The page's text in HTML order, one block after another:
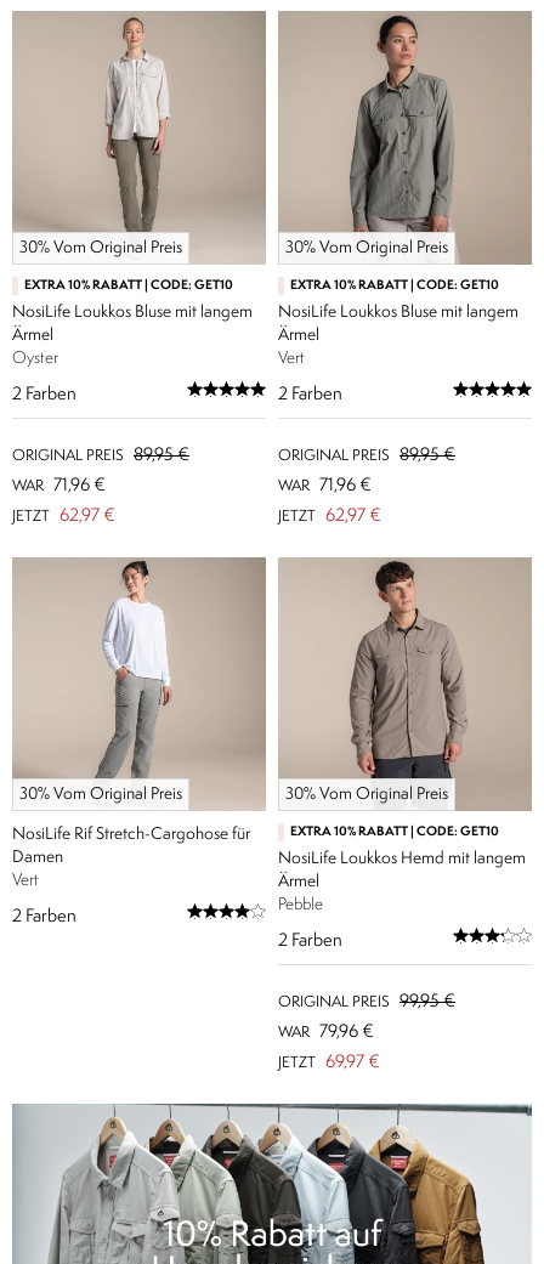
30% Vom Original Preis
EXTRA 10% RABATT | CODE: GET10
NosiLife Loukkos Bluse mit langem
Ärmel
Oyster
2 Farben
ORIGINAL PREIS 89,95 €
WAR 71,96 €
JETZT 62,97 €
30% Vom Original Preis
EXTRA 10% RABATT | CODE: GET10
NosiLife Loukkos Bluse mit langem
Ärmel
Vert
2 Farben
ORIGINAL PREIS 89,95 €
WAR 71,96 €
JETZT 62,97 €
30% Vom Original Preis
NosiLife Rif Stretch-Cargohose für
Damen
Vert
2 Farben
30% Vom Original Preis
EXTRA 10% RABATT | CODE: GET10
NosiLife Loukkos Hemd mit langem
Ärmel
Pebble
2 Farben
ORIGINAL PREIS 99,95 €
WAR 79,96 €
JETZT 69,97 €